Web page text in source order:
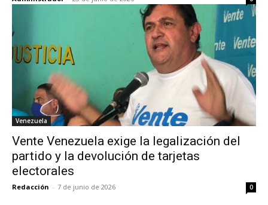
Venezuela
Vente Venezuela exige la legalización del
partido y la devolución de tarjetas
electorales
Redacción - 7 de junio de 2026 0